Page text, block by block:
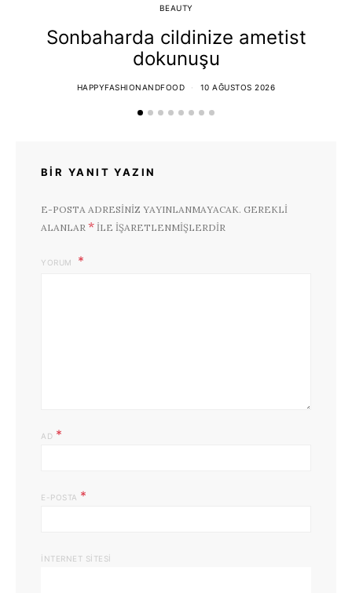
BEAUTY
Sonbaharda cildinize ametist
dokunuşu
HAPPYFASHIONANDFOOD 10 AĞUSTOS 2026
BIR YANIT YAZIN
E-POSTA ADRESINIZ YAYINLANMAYACAK. GEREKLI
ALANLAR * ILE IŞARETLENMIŞLERDIR
YORUM
AD *
E-POSTA *
İNTERNET SITESI